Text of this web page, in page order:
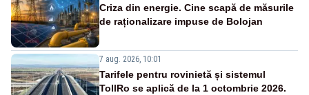
Criza din energie. Cine scapă de măsurile
de raționalizare impuse de Bolojan
7 aug. 2026, 10:01
Tarifele pentru rovinietă și sistemul
TollRo se aplică de la 1 octombrie 2026.